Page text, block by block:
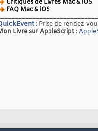
Critiques de Livres Mac & iOS
FAQ Mac & iOS
: Prise de rendez-
Livre sur AppleScript :